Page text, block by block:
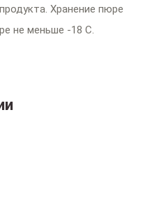
Хранение пюре
не меньше -18 С.